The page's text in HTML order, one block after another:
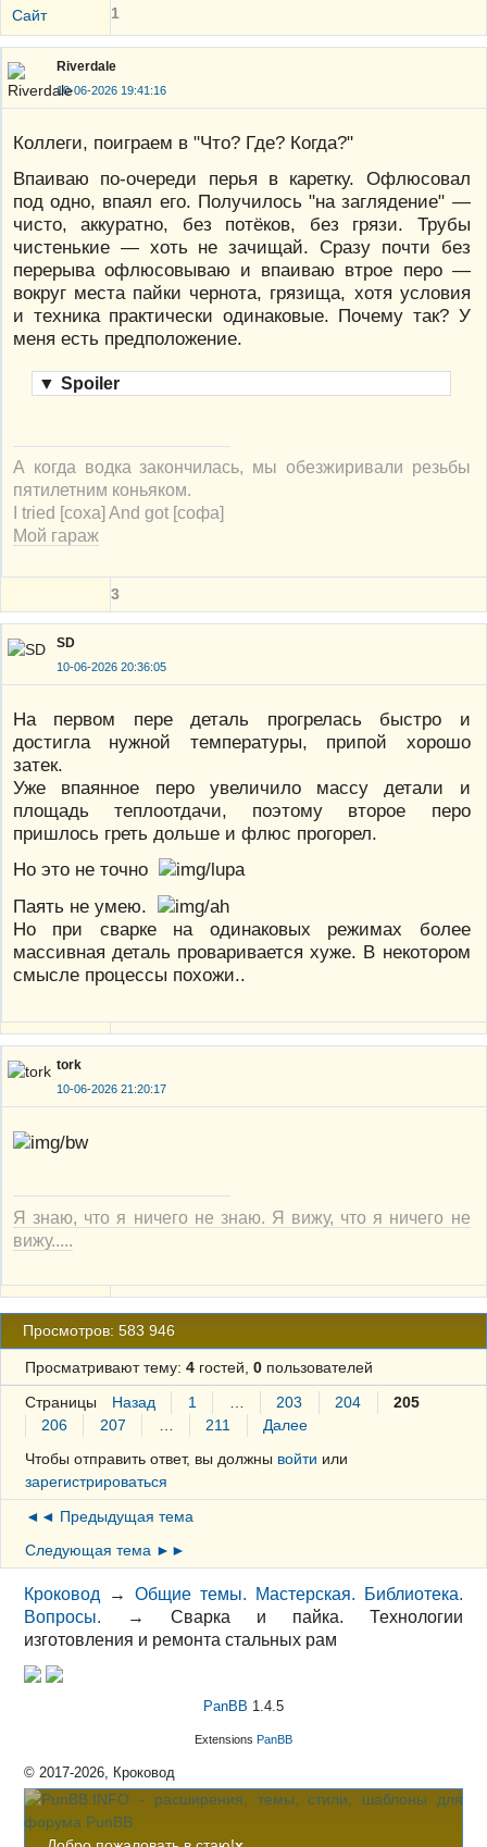
Сайт 1
Riverdale
10-06-2026 19:41:16
Коллеги, поиграем в "Что? Где? Когда?"
Впаиваю по-очереди перья в каретку. Офлюсовал
под одно, впаял его. Получилось "на заглядение" —
чисто, аккуратно, без потёков, без грязи. Трубы
чистенькие — хоть не зачищай. Сразу почти без
перерыва офлюсовываю и впаиваю втрое перо —
вокруг места пайки чернота, грязища, хотя условия
и техника практически одинаковые. Почему так? У
меня есть предположение.
▼ Spoiler
А когда водка закончилась, мы обезжиривали резьбы
пятилетним коньяком.
I tried [соха] And got [софа]
Мой гараж
3
SD
10-06-2026 20:36:05
На первом пере деталь прогрелась быстро и
достигла нужной температуры, припой хорошо
затек.
Уже впаянное перо увеличило массу детали и
площадь теплоотдачи, поэтому второе перо
пришлось греть дольше и флюс прогорел.
Но это не точно
Паять не умею.
Но при сварке на одинаковых режимах более
массивная деталь проваривается хуже. В некотором
смысле процессы похожи..
tork
10-06-2026 21:20:17
Я знаю, что я ничего не знаю. Я вижу, что я ничего не
вижу.....
Просмотров: 583 946
Просматривают тему: 4гостей, 0пользователей
Страницы Назад 1 203 204
205
206
207 211
Далее
Чтобы отправить ответ, вы должны войти или
зарегистрироваться
◄◄ Предыдущая тема
Следующая тема ►►
Кроковод →Общие темы. Мастерская. Библиотека.
Вопросы.
→Сварка и пайка. Технологии
изготовления и ремонта стальных рам
PanBB 1.4.5
Extensions PanBB
© 2017-2026, Кроковод